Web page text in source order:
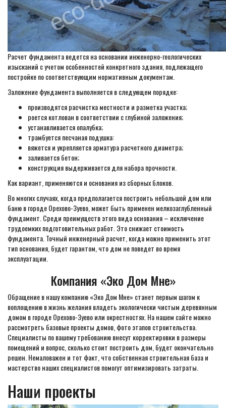
Расчет фундамента ведется на основании инженерно-геологических
изысканий с учетом особенностей конкретного здания, подлежащего
постройке по соответствующим нормативным документам.
Заложение фундамента выполняется в следующем порядке:
производятся расчистка местности и разметка участка;
роется котлован в соответствии с глубиной заложения;
устанавливается опалубка;
трамбуется песчаная подушка:
вяжется и укрепляется арматура расчетного диаметра;
заливается бетон;
конструкция выдерживается для набора прочности.
Как вариант, применяются и основания из сборных блоков.
Во многих случаях, когда предполагается построить небольшой дом или
баню в городе Орехово-Зуево, может быть применен мелкозаглубленный
фундамент. Среди преимуществ этого вида основания – исключение
трудоемких подготовительных работ. Это снижает стоимость
фундамента. Точный инженерный расчет, когда можно применить этот
тип основания, будет гарантом, что дом не поведет во время
эксплуатации.
Компания «Эко Дом Мне»
Обращение в нашу компанию «Эко Дом Мне» станет первым шагом к
воплощению в жизнь желания владеть экологически чистым деревянным
домом в городе Орехово-Зуево или окрестностях. На нашем сайте можно
рассмотреть базовые проекты домов, фото этапов строительства.
Специалисты по вашему требованию внесут корректировки в размеры
помещений и вопрос, сколько стоит построить дом, будет окончательно
решен. Немаловажен и тот факт, что собственная строительная база и
мастерство наших специалистов помогут оптимизировать затраты.
Наши проекты